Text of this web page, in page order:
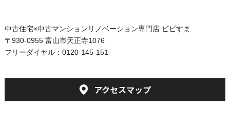
中古住宅×中古マンションリノベーション専門店 ビビすま
〒930-0955 富山市天正寺1076
フリーダイヤル：0120-145-151
アクセスマップ